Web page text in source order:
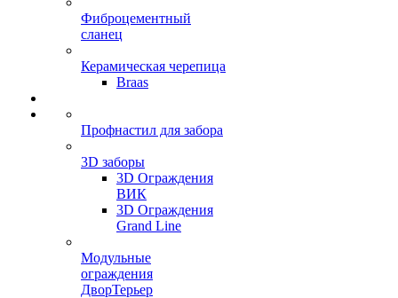
Фиброцементный
сланец
Керамическая черепица
Braas
Профнастил для забора
3D заборы
3D Ограждения
ВИК
3D Ограждения
Grand Line
Модульные
ограждения
ДворТерьер